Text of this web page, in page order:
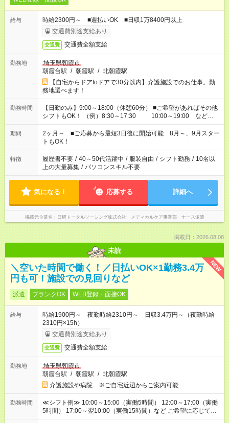
給与
時給2300円～ ■週払いOK ■日収1万8400円以上
交通費別途支給あり
交通費 交通費全額支給
勤務地
埼玉県朝霞市
朝霞台駅 / 朝霞駅 / 北朝霞駅
【自宅からドアtoドアで30分以内】介護施設でのお仕事。勤
務地選べます！
勤務時間
【日勤のみ】9:00～18:00（休憩60分） ■ご希望があればその他
シフトもOK！ （例）8:30～17:30 10:00～19:00 など
「家族とお休みを合わせたい」 「できれば残業はしたくない」
など、あなたのご希望に沿ったお仕事をご紹介します！ ※Wワ
ーク希望の方へ 今ご覧のお仕事で希望する勤務時間と、もう1つ
のお仕事の勤務時間。 合計で週40時間を超える場合は応募でき
ません
期間
2ヶ月～ ■ご応募から最短3日後に開始可能 8月～、9月スター
トもOK！
特徴 履歴書不要 / 40～50代活躍中 / 服装自由 / シフト勤務 / 10名以
上の大量募集 / パソコンスキル不要
気になる！ 応募する 詳細へ
掲載元企業名 日研トータルソーシング株式会社 メディカルケア事業部 ナース派遣
掲載日：2026.08.08
未読
NEW
＼空いた時間で働く！／日払いOK×1勤務3.4万
円も可！施設での見回りなど
派遣 ブランクOK WEB登録・面接OK
給与
時給1900円～ 夜勤時給2310円～ 日収3.4万円～（夜勤時給
2310円×15h）
交通費別途支給あり
交通費 交通費全額支給
勤務地
埼玉県朝霞市
朝霞台駅 / 朝霞駅 / 北朝霞駅
介護施設や病院 ※ご自宅近辺からご案内可能
勤務時間
≪シフト例≫ 10:00～15:00（実働5時間） 12:00～17:00（実働
5時間） 17:00～翌10:00（実働15時間）など ご希望に応じて、
働く時間は調整できます！ お気軽に担当へ相談ください！